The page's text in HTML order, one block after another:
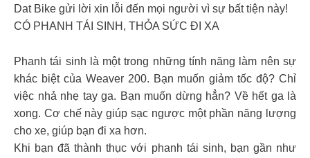
Dat Bike gửi lời xin lỗi đến mọi người vì sự bất tiện này!
CÓ PHANH TÁI SINH, THỎA SỨC ĐI XA
Phanh tái sinh là một trong những tính năng làm nên sự
khác biệt của Weaver 200. Bạn muốn giảm tốc độ? Chỉ
việc nhả nhẹ tay ga. Bạn muốn dừng hẳn? Về hết ga là
xong. Cơ chế này giúp sạc ngược một phần năng lượng
cho xe, giúp bạn đi xa hơn.
Khi bạn đã thành thục với phanh tái sinh, bạn gần như